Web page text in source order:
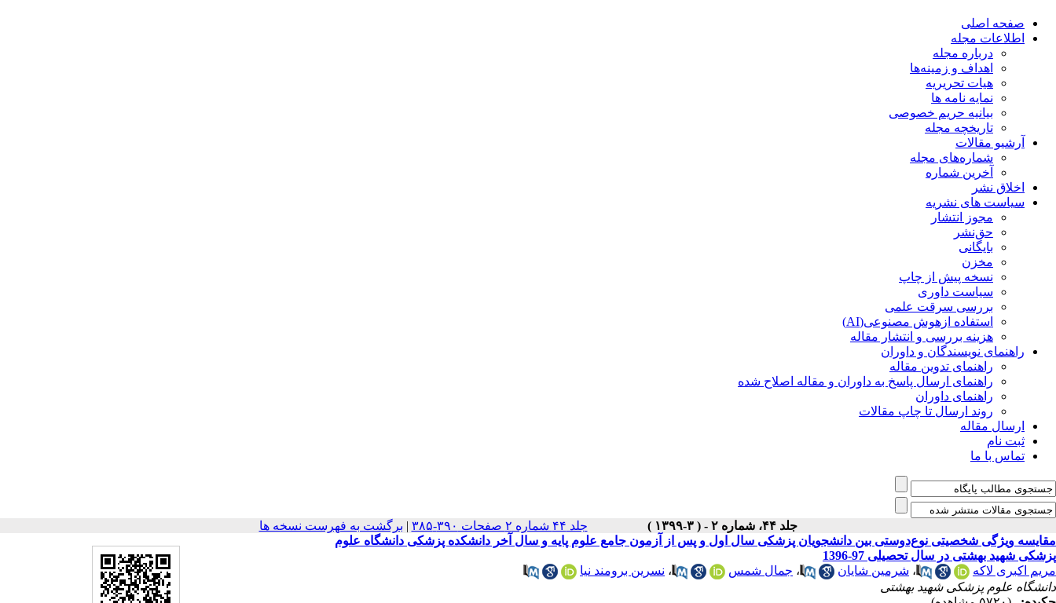
صفحه اصلی
اطلاعات مجله
درباره مجله
اهداف و زمینه‌ها
هیات تحریریه
نمایه نامه ها
بیانیه حریم خصوصی
تاریخچه مجله
آرشیو مقالات
شماره‌های مجله
آخرین شماره
اخلاق نشر
سیاست های نشریه
مجوز انتشار
حق‌نشر
بایگانی
مخزن
نسخه پیش از چاپ
سیاست داوری
بررسی سرقت علمی
استفاده ازهوش مصنوعی(AI)
هزینه بررسی و انتشار مقاله
راهنمای نویسندگان و داوران
راهنمای تدوین مقاله
راهنمای ارسال پاسخ به داوران و مقاله اصلاح شده
راهنمای داوران
روند ارسال تا چاپ مقالات
ارسال مقاله
ثبت نام
تماس با ما
جلد ۴۴، شماره ۲ - ( ۳-۱۳۹۹ ) جلد ۴۴ شماره ۲ صفحات ۳۹۰-۳۸۵ | برگشت به فهرست نسخه ها
مقایسه ویژگی شخصیتی نوع‌دوستی بین دانشجویان پزشکی سال اول و پس از آزمون جامع علوم پایه و سال آخر دانشکده پزشکی دانشگاه علوم
پزشکی شهید بهشتی در سال تحصیلی 97-1396
مریم اکبری لاکه
، شرمین شایان ، جمال شمس ، نسرین برومند نیا
دانشگاه علوم پزشکی شهید بهشتی